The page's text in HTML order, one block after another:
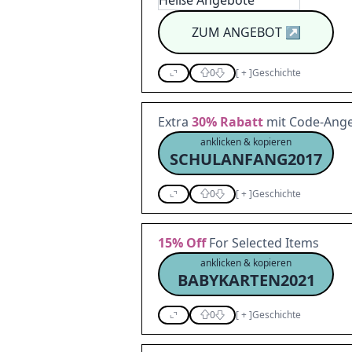
ZUM ANGEBOT↗
0 [+]Geschichte
Extra 30% Rabatt mit Code-
anklicken & kopieren
SCHULANFANG2017
0 [+]Geschichte
15% OffFor Selected Items
anklicken & kopieren
BABYKARTEN2021
0 [+]Geschichte